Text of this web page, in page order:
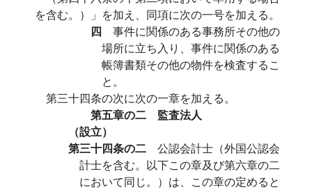
を含む。）」を加え、同項に次の一号を加える。
四 事件に関係のある事務所その他の
場所に立ち入り、事件に関係のある
帳簿書類その他の物件を検査するこ
と。
第三十四条の次に次の一章を加える。
第五章の二 監査法人
（設立）
第三十四条の二 公認会計士（外国公認会
計士を含む。以下この章及び第六章の二
において同じ。）は、この章の定めると